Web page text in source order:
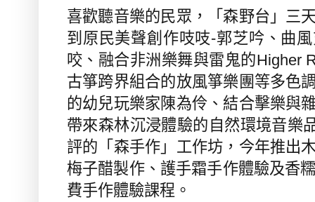
喜歡聽音樂的民眾，「森野台」三
到原民美聲創作吱吱-郭芝吟、曲
咬、融合非洲樂舞與雷鬼的Higher
古箏跨界組合的放風箏樂團等多色
的幼兒玩樂家陳為伶、結合擊樂與
帶來森林沉浸體驗的自然環境音樂
評的「森手作」工作坊，今年推出
梅子醋製作、護手霜手作體驗及香
費手作體驗課程。